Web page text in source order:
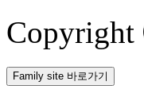
Family site 바로가기